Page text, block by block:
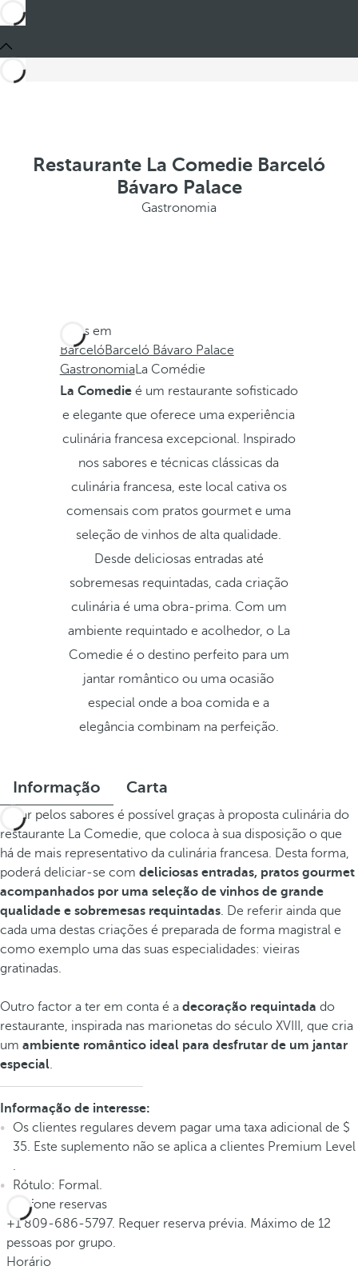
Restaurante La Comedie Barceló
Bávaro Palace
Gastronomia
Estes em
BarcelóBarceló Bávaro Palace
GastronomiaLa Comédie
La Comedieé um restaurante sofisticado
e elegante que oferece uma experiência
culinária francesa excepcional. Inspirado
nos sabores e técnicas clássicas da
culinária francesa, este local cativa os
comensais com pratos gourmet e uma
seleção de vinhos de alta qualidade.
Desde deliciosas entradas até
sobremesas requintadas, cada criação
culinária é uma obra-prima. Com um
ambiente requintado e acolhedor, o La
Comedie é o destino perfeito para um
jantar romântico ou uma ocasião
especial onde a boa comida e a
elegância combinam na perfeição.
Informação Carta
Viajar pelos sabores é possível graças à proposta culinária do
restaurante La Comedie, que coloca à sua disposição o que
há de mais representativo da culinária francesa. Desta forma,
poderá deliciar-se com deliciosas entradas, pratos gourmet
acompanhados por uma seleção de vinhos de grande
qualidade e sobremesas requintadas. De referir ainda que
cada uma destas criações é preparada de forma magistral e
como exemplo uma das suas especialidades: vieiras
gratinadas.
Outro factor a ter em conta é a decoração requintada do
restaurante, inspirada nas marionetas do século XVIII, que cria
um ambiente romântico ideal para desfrutar de um jantar
especial.
Informação de interesse:
Os clientes regulares devem pagar uma taxa adicional de $
35. Este suplemento não se aplica a clientes Premium Level
.
Rótulo: Formal.
Telefone reservas
+1 809-686-5797. Requer reserva prévia. Máximo de 12
pessoas por grupo.
Horário